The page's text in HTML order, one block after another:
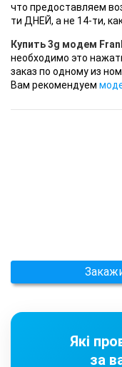
что предоставляем
ти ДНЕЙ, а не 14-ти,
Купить 3g модем
необходимо это
заказ по одному из
Вам рекомендуем
Які
за